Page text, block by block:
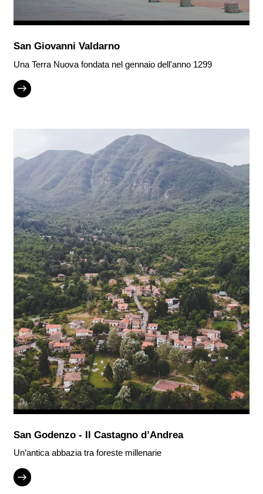
San Giovanni Valdarno
Una Terra Nuova fondata nel gennaio dell'anno 1299
San Godenzo - Il Castagno d’Andrea
Un’antica abbazia tra foreste millenarie